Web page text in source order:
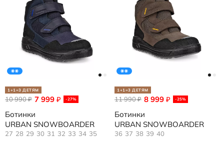
1+1=3 ДЕТЯМ
7 999 ₽ -27%
10 990₽
Ботинки
URBAN SNOWBOARDER
27 28 29 30 31 32 33 34 35
1+1=3 ДЕТЯМ
8 999 ₽ -25%
11 990₽
Ботинки
URBAN SNOWBOARDER
36 37 38 39 40